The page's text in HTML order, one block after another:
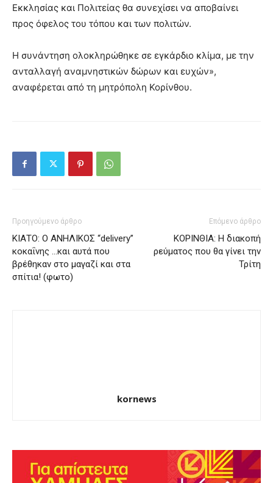
Εκκλησίας και Πολιτείας θα συνεχίσει να αποβαίνει
προς όφελος του τόπου και των πολιτών.
Η συνάντηση ολοκληρώθηκε σε εγκάρδιο κλίμα, με την
ανταλλαγή αναμνηστικών δώρων και ευχών»,
αναφέρεται από τη μητρόπολη Κορίνθου.
Προηγούμενο άρθρο
ΚΙΑΤΟ: Ο ΑΝΗΛΙΚΟΣ “delivery”
κοκαΐνης …και αυτά που
βρέθηκαν στο μαγαζί και στα
σπίτια! (φωτο)
Επόμενο άρθρο
ΚΟΡΙΝΘΙΑ: Η διακοπή
ρεύματος που θα γίνει την
Τρίτη
kornews